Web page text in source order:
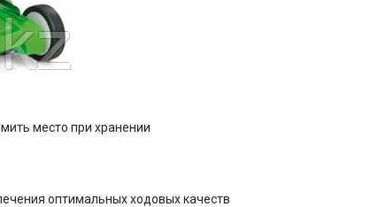
место при хранении
оптимальных ходовых качеств